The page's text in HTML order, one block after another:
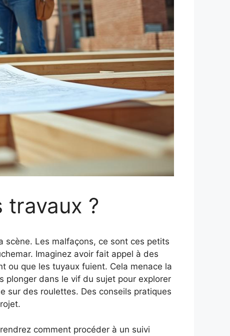
travaux ?
Les malfaçons, ce sont ces petits
Imaginez avoir fait appel à des
ou que les tuyaux fuient. Cela menace la
plonger dans le vif du sujet pour explorer
sur des roulettes. Des conseils pratiques
comment procéder à un suivi